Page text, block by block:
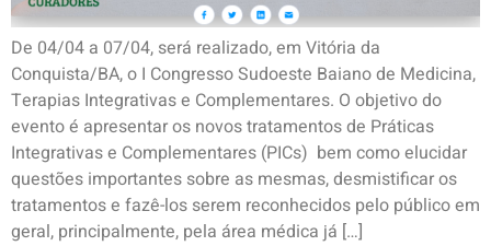
De 04/04 a 07/04, será realizado, em Vitória da
Conquista/BA, o I Congresso Sudoeste Baiano de Medicina,
Terapias Integrativas e Complementares. O objetivo do
evento é apresentar os novos tratamentos de Práticas
Integrativas e Complementares (PICs) bem como elucidar
questões importantes sobre as mesmas, desmistificar os
tratamentos e fazê-los serem reconhecidos pelo público em
geral, principalmente, pela área médica já […]